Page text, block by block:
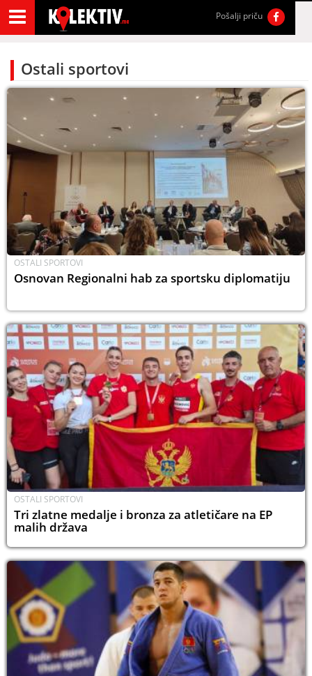
Pošalji priču
Ostali sportovi
OSTALI SPORTOVI
Osnovan Regionalni hab za sportsku diplomatiju
OSTALI SPORTOVI
Tri zlatne medalje i bronza za atletičare na EP
malih država